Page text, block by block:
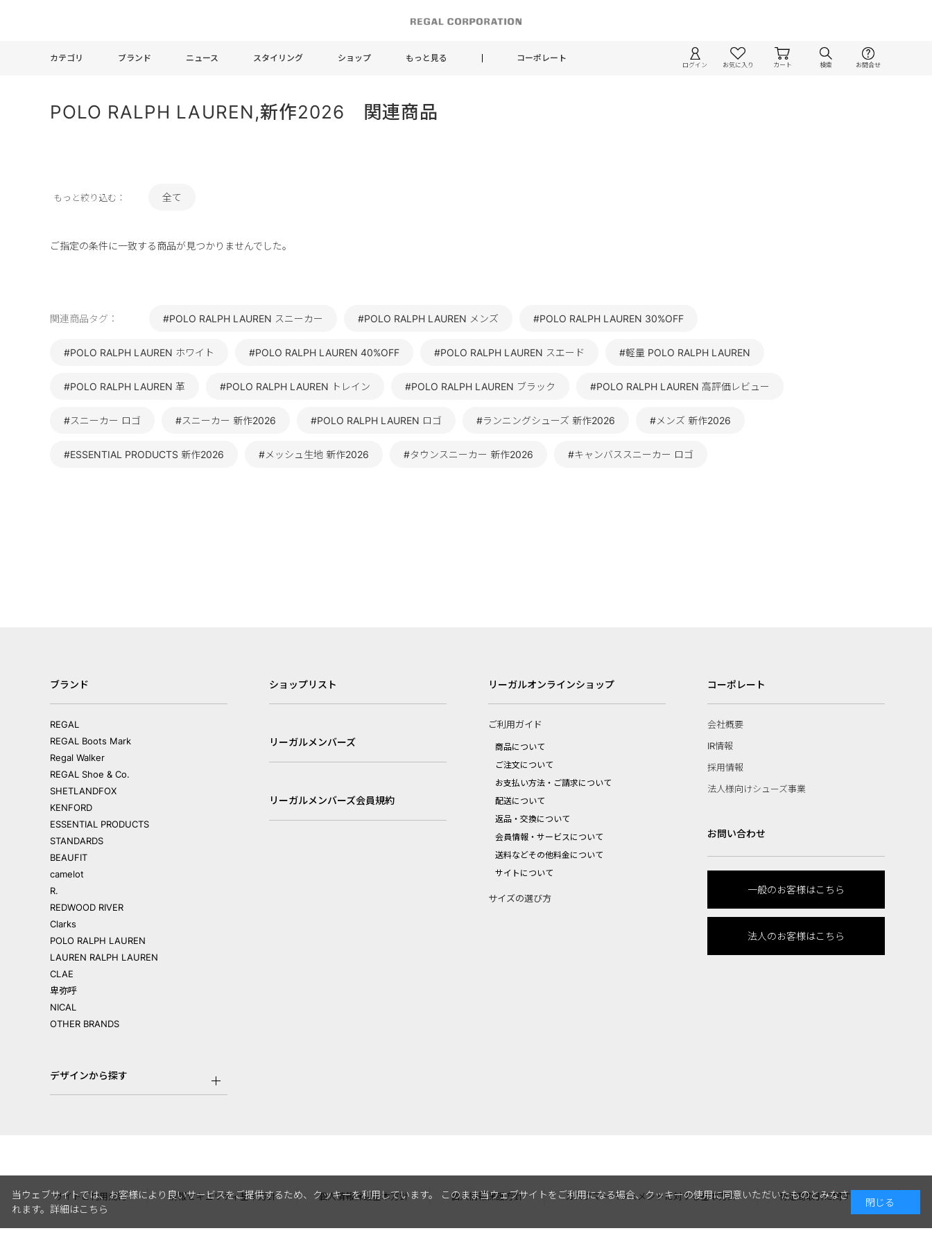
カテゴリ ブランド ニュース スタイリング ショップ もっと見る コーポレート
ログイン お気に入り カート 検索 お問合せ
POLO RALPH LAUREN,新作2026 関連商品
もっと絞り込む： 全て
ご指定の条件に一致する商品が見つかりませんでした。
関連商品タグ： #POLO RALPH LAUREN スニーカー #POLO RALPH LAUREN メンズ #POLO RALPH LAUREN 30%OFF
#POLO RALPH LAUREN ホワイト #POLO RALPH LAUREN 40%OFF #POLO RALPH LAUREN スエード #軽量 POLO RALPH LAUREN
#POLO RALPH LAUREN 革 #POLO RALPH LAUREN トレイン #POLO RALPH LAUREN ブラック #POLO RALPH LAUREN 高評価レビュー
#スニーカー ロゴ #スニーカー 新作2026 #POLO RALPH LAUREN ロゴ #ランニングシューズ 新作2026 #メンズ 新作2026
#ESSENTIAL PRODUCTS 新作2026 #メッシュ生地 新作2026 #タウンスニーカー 新作2026 #キャンバススニーカー ロゴ
ブランド
REGAL
REGAL Boots Mark
Regal Walker
REGAL Shoe & Co.
SHETLANDFOX
KENFORD
ESSENTIAL PRODUCTS
STANDARDS
BEAUFIT
camelot
R.
REDWOOD RIVER
Clarks
POLO RALPH LAUREN
LAUREN RALPH LAUREN
CLAE
卑弥呼
NICAL
OTHER BRANDS
デザインから探す
ショップリスト
リーガルメンバーズ
リーガルメンバーズ会員規約
リーガルオンラインショップ
ご利用ガイド
商品について
ご注文について
お支払い方法・ご請求について
配送について
返品・交換について
会員情報・サービスについて
送料などその他料金について
サイトについて
サイズの選び方
コーポレート
会社概要
IR情報
採用情報
法人様向けシューズ事業
お問い合わせ
一般のお客様はこちら
法人のお客様はこちら
サイトご利用規約 情報セキュリティ基本方針 個人情報保護基本方針 個人情報保護方針 カスタマーハラスメントに対する基本方針 特定商取引に関する表記
当ウェブサイトでは、お客様により良いサービスをご提供するため、クッキーを利用しています。 このまま当ウェブサイトをご利用になる場合、クッキーの使用に同意いただいたものとみなさ
れます。 詳細はこちら
閉じる